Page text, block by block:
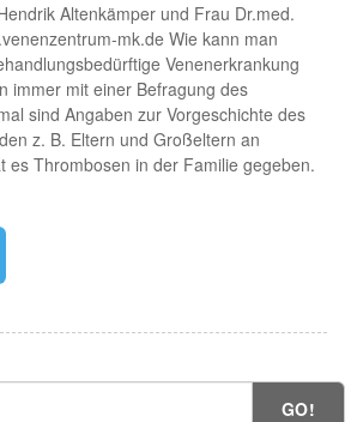
Altenkämper und Frau Dr.med.
mk.de Wie kann man
Venenerkrankung
immer mit einer Befragung des
sind Angaben zur Vorgeschichte des
z. B. Eltern und Großeltern an
es Thrombosen in der Familie gegeben.
GO!